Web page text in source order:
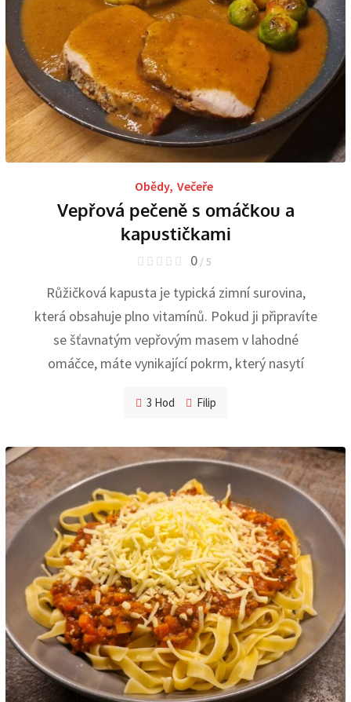
Obědy, Večeře
Vepřová pečeně s omáčkou a
kapustičkami
0 / 5
Růžičková kapusta je typická zimní surovina,
která obsahuje plno vitamínů. Pokud ji připravíte
se šťavnatým vepřovým masem v lahodné
omáčce, máte vynikající pokrm, který nasytí
3 Hod Filip